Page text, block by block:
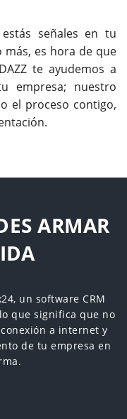
señales en tu
más, es hora de que
te ayudemos a
empresa; nuestro
el proceso contigo,
ARMAR
un software CRM
que significa que no
a internet y
de tu empresa en